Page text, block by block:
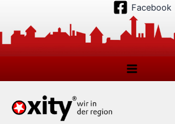
springen
Facebook